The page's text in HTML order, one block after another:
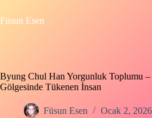
to
content
Füsun Esen
Byung Chul Han Yorgunluk Toplumu
Gölgesinde Tükenen İnsan
Füsun Esen Ocak 2, 2026